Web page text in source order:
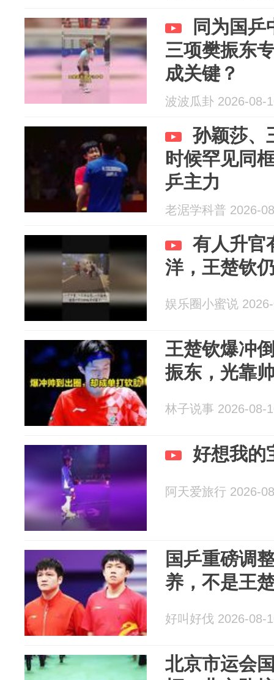
同为国乒
三项樊振东
成关键？
波波瓜卦 2026-08-
孙颖莎、
时候罕见同
乒主力
老涺学科普 2026-
有人升官
洋，王楚钦
娱乐圈小蜜说
王楚钦爆冲
振东，光靠
林子说事 2026-08-
好想我的
阿天爱旅行 2026-
国乒重磅调
养，不是王
好叫好伐 2026-08-
北京市运会